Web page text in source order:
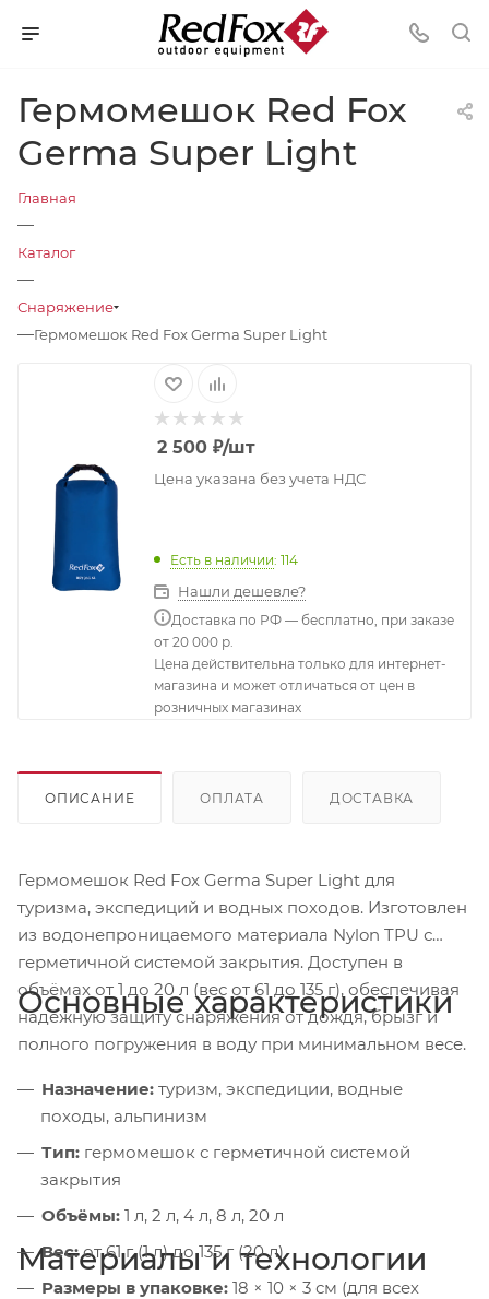
Гермомешок Red Fox
Germa Super Light
Главная
—
Каталог
—
Снаряжение
—Гермомешок Red Fox Germa Super Light
2 500 ₽/шт
Цена указана без учета НДС
Есть в наличии: 114
Нашли дешевле?
Доставка по РФ — бесплатно, при заказе
от 20 000 р.
Цена действительна только для интернет-
магазина и может отличаться от цен в
розничных магазинах
ОПИСАНИЕ ОПЛАТА ДОСТАВКА
Гермомешок Red Fox Germa Super Light для
туризма, экспедиций и водных походов. Изготовлен
из водонепроницаемого материала Nylon TPU с
герметичной системой закрытия. Доступен в
объёмах от 1 до 20 л (вес от 61 до 135 г), обеспечивая
надёжную защиту снаряжения от дождя, брызг и
полного погружения в воду при минимальном весе.
Основные характеристики
Назначение: туризм, экспедиции, водные
походы, альпинизм
Тип: гермомешок с герметичной системой
закрытия
Объёмы: 1 л, 2 л, 4 л, 8 л, 20 л
Вес:от 61 г (1 л) до 135 г (20 л)
Размеры в упаковке: 18 × 10 × 3 см (для всех
Материалы и технологии